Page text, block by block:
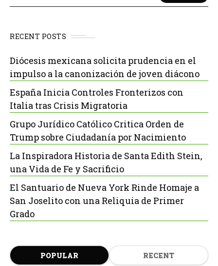
RECENT POSTS
Diócesis mexicana solicita prudencia en el
impulso a la canonización de joven diácono
España Inicia Controles Fronterizos con
Italia tras Crisis Migratoria
Grupo Jurídico Católico Critica Orden de
Trump sobre Ciudadanía por Nacimiento
La Inspiradora Historia de Santa Edith Stein,
una Vida de Fe y Sacrificio
El Santuario de Nueva York Rinde Homaje a
San Joselito con una Reliquia de Primer
Grado
POPULAR RECENT